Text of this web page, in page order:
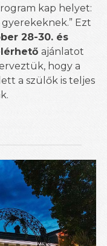
kap helyet:
gyerekeknek.” Ezt
28-30. és
ajánlatot
hogy a
a szülők is teljes